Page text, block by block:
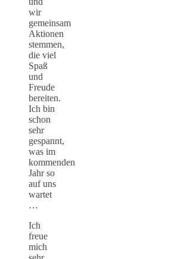
wir
gemeinsam
Aktionen
stemmen,
die viel
Spaß
und
Freude
bereiten.
Ich bin
schon
sehr
gespannt,
was im
kommenden
Jahr so
auf uns
wartet
…
Ich
freue
mich